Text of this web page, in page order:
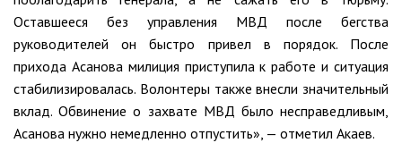
Оставшееся без управления МВД после бегства
руководителей он быстро привел в порядок. После
прихода Асанова милиция приступила к работе и ситуация
стабилизировалась. Волонтеры также внесли значительный
вклад. Обвинение о захвате МВД было несправедливым,
Асанова нужно немедленно отпустить», — отметил Акаев.